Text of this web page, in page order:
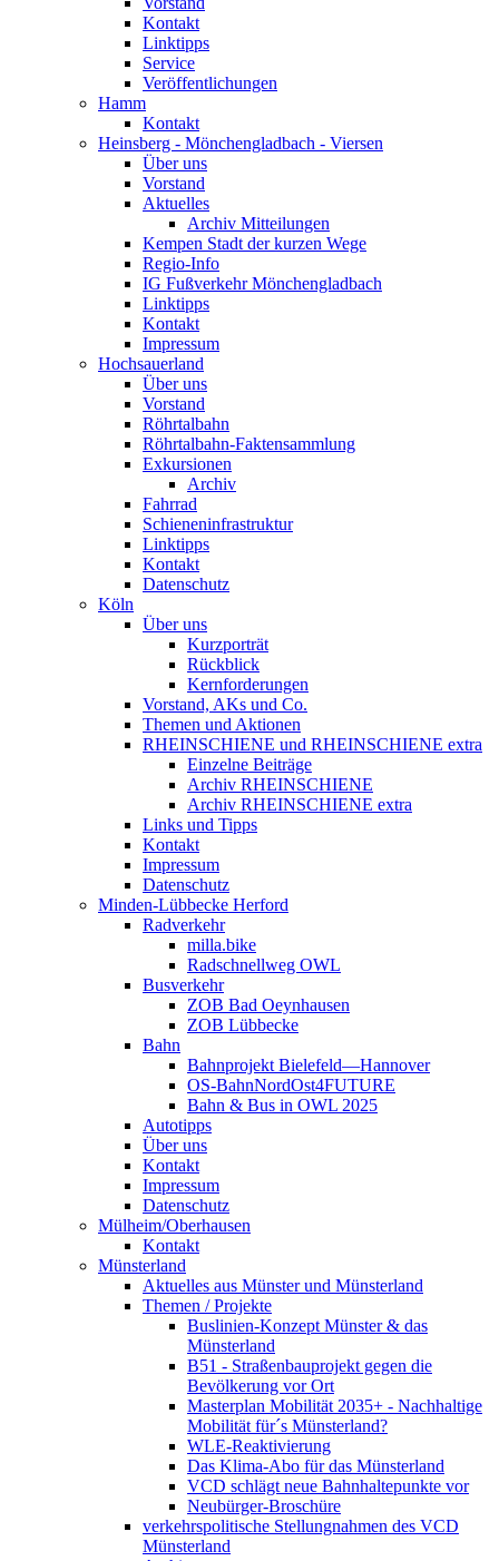
Kontakt
Linktipps
Service
Veröffentlichungen
Hamm
Kontakt
Heinsberg - Mönchengladbach - Viersen
Über uns
Vorstand
Aktuelles
Archiv Mitteilungen
Kempen Stadt der kurzen Wege
Regio-Info
IG Fußverkehr Mönchengladbach
Linktipps
Kontakt
Impressum
Hochsauerland
Über uns
Vorstand
Röhrtalbahn
Röhrtalbahn-Faktensammlung
Exkursionen
Archiv
Fahrrad
Schieneninfrastruktur
Linktipps
Kontakt
Datenschutz
Köln
Über uns
Kurzporträt
Rückblick
Kernforderungen
Vorstand, AKs und Co.
Themen und Aktionen
RHEINSCHIENE und RHEINSCHIENE extra
Einzelne Beiträge
Archiv RHEINSCHIENE
Archiv RHEINSCHIENE extra
Links und Tipps
Kontakt
Impressum
Datenschutz
Minden-Lübbecke Herford
Radverkehr
milla.bike
Radschnellweg OWL
Busverkehr
ZOB Bad Oeynhausen
ZOB Lübbecke
Bahn
Bahnprojekt Bielefeld—Hannover
OS-BahnNordOst4FUTURE
Bahn & Bus in OWL 2025
Autotipps
Über uns
Kontakt
Impressum
Datenschutz
Mülheim/Oberhausen
Kontakt
Münsterland
Aktuelles aus Münster und Münsterland
Themen / Projekte
Buslinien-Konzept Münster & das
Münsterland
B51 - Straßenbauprojekt gegen die
Bevölkerung vor Ort
Masterplan Mobilität 2035+ - Nachhaltige
Mobilität für´s Münsterland?
WLE-Reaktivierung
Das Klima-Abo für das Münsterland
VCD schlägt neue Bahnhaltepunkte vor
Neubürger-Broschüre
verkehrspolitische Stellungnahmen des VCD
Münsterland